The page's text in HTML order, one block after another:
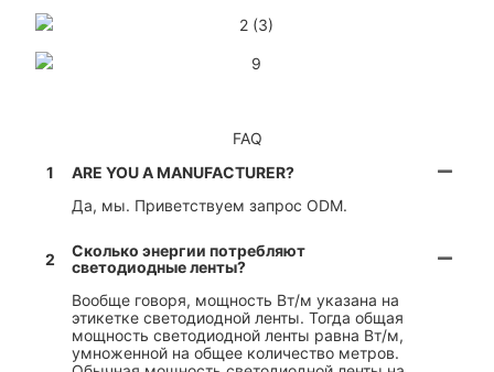
FAQ
1
ARE YOU A MANUFACTURER?
Да, мы. Приветствуем запрос ODM.
2
Сколько энергии потребляют
светодиодные ленты?
Вообще говоря, мощность Вт/м указана на
этикетке светодиодной ленты. Тогда общая
мощность светодиодной ленты равна Вт/м,
умноженной на общее количество метров.